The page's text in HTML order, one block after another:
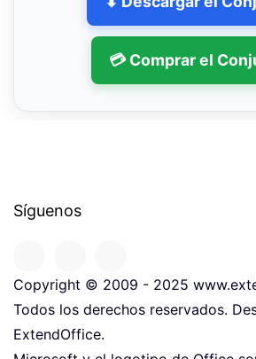
💳 Comprar el
Síguenos
Copyright © 2009 - 2025
Todos los derechos reservados.
ExtendOffice.